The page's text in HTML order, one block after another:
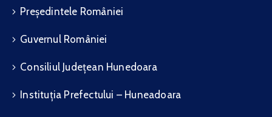
Președintele României
Guvernul României
Consiliul Județean Hunedoara
Instituția Prefectului – Huneadoara